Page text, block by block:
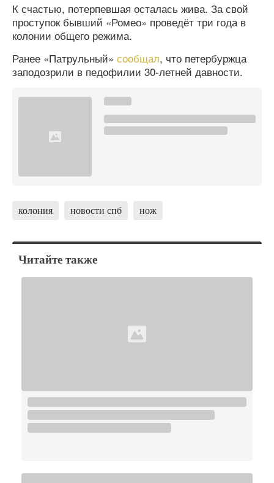
К счастью, потерпевшая осталась жива. За свой
проступок бывший «Ромео» проведёт три года в
колонии общего режима.
Ранее «Патрульный» сообщал, что петербуржца
заподозрили в педофилии 30-летней давности.
колония новости спб нож
Читайте также